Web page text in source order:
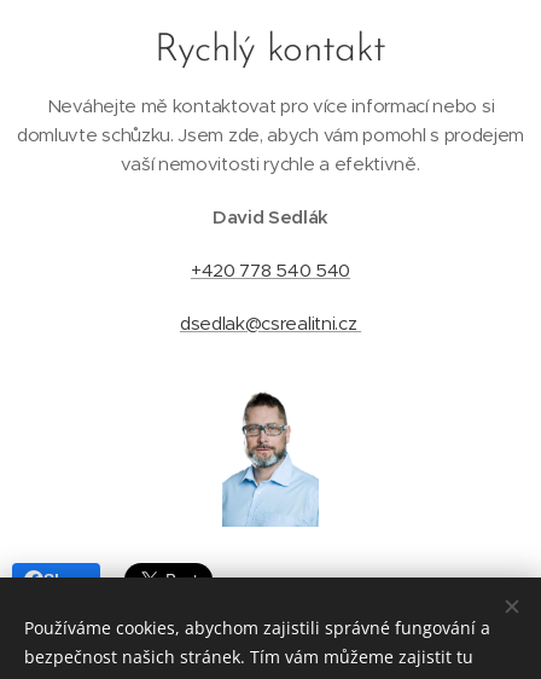
Rychlý kontakt
Neváhejte mě kontaktovat pro více informací nebo si
domluvte schůzku. Jsem zde, abych vám pomohl s prodejem
vaší nemovitosti rychle a efektivně.
David Sedlák
+420 778 540 540
dsedlak@csrealitni.cz
Share
Používáme cookies, abychom zajistili správné fungování a
bezpečnost našich stránek. Tím vám můžeme zajistit tu